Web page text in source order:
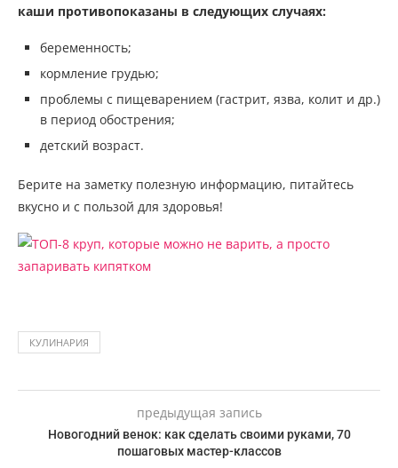
каши противопоказаны в следующих случаях:
беременность;
кормление грудью;
проблемы с пищеварением (гастрит, язва, колит и др.)
в период обострения;
детский возраст.
Берите на заметку полезную информацию, питайтесь
вкусно и с пользой для здоровья!
КУЛИНАРИЯ
предыдущая запись
Новогодний венок: как сделать своими руками, 70
пошаговых мастер-классов